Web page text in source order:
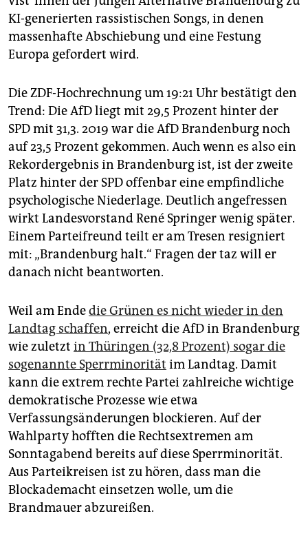
KI-generierten rassistischen Songs, in denen
massenhafte Abschiebung und eine Festung
Europa gefordert wird.
Die ZDF-Hochrechnung um 19:21 Uhr bestätigt den
Trend: Die AfD liegt mit 29,5 Prozent hinter der
SPD mit 31,3. 2019 war die AfD Brandenburg noch
auf 23,5 Prozent gekommen. Auch wenn es also ein
Rekordergebnis in Brandenburg ist, ist der zweite
Platz hinter der SPD offenbar eine empfindliche
psychologische Niederlage. Deutlich angefressen
wirkt Landesvorstand René Springer wenig später.
Einem Parteifreund teilt er am Tresen resigniert
mit: „Brandenburg halt.“ Fragen der taz will er
danach nicht beantworten.
Weil am Endedie Grünen es nicht wieder in den
Landtag schaffen, erreicht die AfD in Brandenburg
wie zuletzt in Thüringen (32,8 Prozent) sogar die
sogenannte Sperrminorität im Landtag. Damit
kann die extrem rechte Partei zahlreiche wichtige
demokratische Prozesse wie etwa
Verfassungsänderungen blockieren. Auf der
Wahlparty hofften die Rechtsextremen am
Sonntagabend bereits auf diese Sperrminorität.
Aus Parteikreisen ist zu hören, dass man die
Blockademacht einsetzen wolle, um die
Brandmauer abzureißen.